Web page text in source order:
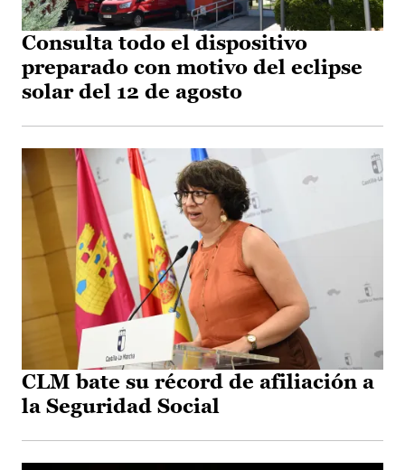
Consulta todo el dispositivo
preparado con motivo del eclipse
solar del 12 de agosto
CLM bate su récord de afiliación a
la Seguridad Social